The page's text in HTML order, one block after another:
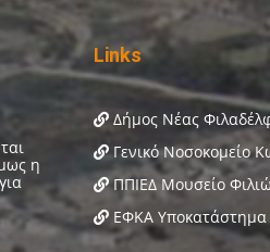
Links
Δήμος Νέας
Γενικό Νοσοκομείο
ΠΠΙΕΔ Μουσείο
ΕΦΚΑ Υποκατάστημα